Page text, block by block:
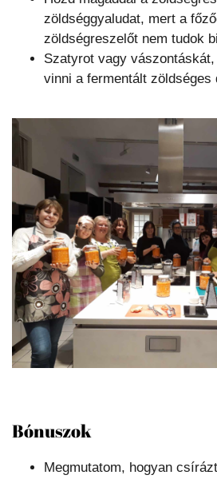
zöldséggyaludat, mert a
zöldségreszelőt nem tudok
Szatyrot vagy
vinni a fermentált zöldséges
Bónuszok
Megmutatom, hogyan